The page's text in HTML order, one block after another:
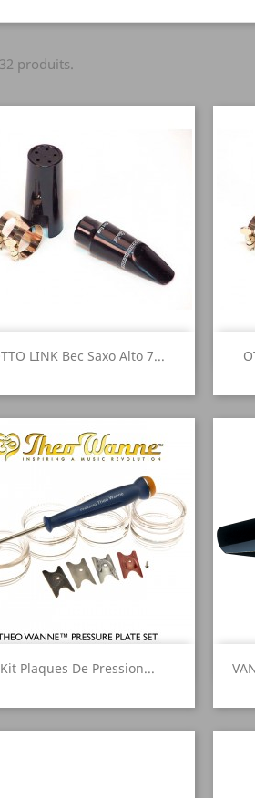
produits.
LINK Bec Saxo Alto 7...
Aperçu rapide
Kit Plaques De Pression...
Aperçu rapide